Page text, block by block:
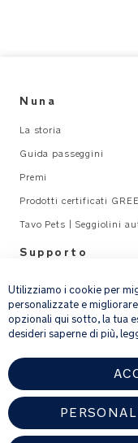
Nuna
La storia
Guida passeggini
Premi
Prodotti certificati
Tavo Pets | Seggiolini
Supporto
email address
Fornendo l’indirizzo e-
newsletter e le
interessarti.
Per ulteriori dettagli sul
nostrainformativa sulla
Utilizziamo i cookie per
personalizzate e
opzionali qui sotto, la tua
desideri saperne di più,